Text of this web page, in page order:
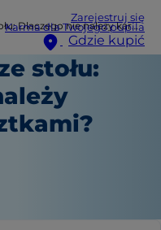
Zarejestruj się
Karma dla Twojego pupila
Gdzie kupić
nie należy karmić ich resztkami?
stołu: